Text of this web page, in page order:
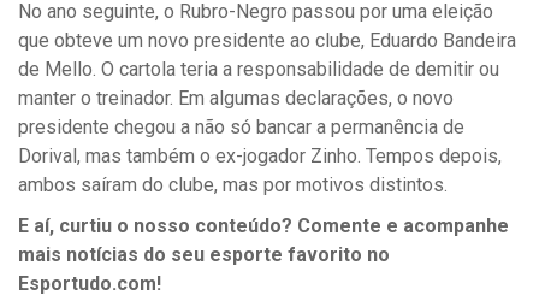
No ano seguinte, o Rubro-Negro passou por uma eleição
que obteve um novo presidente ao clube, Eduardo Bandeira
de Mello. O cartola teria a responsabilidade de demitir ou
manter o treinador. Em algumas declarações, o novo
presidente chegou a não só bancar a permanência de
Dorival, mas também o ex-jogador Zinho. Tempos depois,
ambos saíram do clube, mas por motivos distintos.
E aí, curtiu o nosso conteúdo? Comente e acompanhe
mais notícias do seu esporte favorito no
Esportudo.com!